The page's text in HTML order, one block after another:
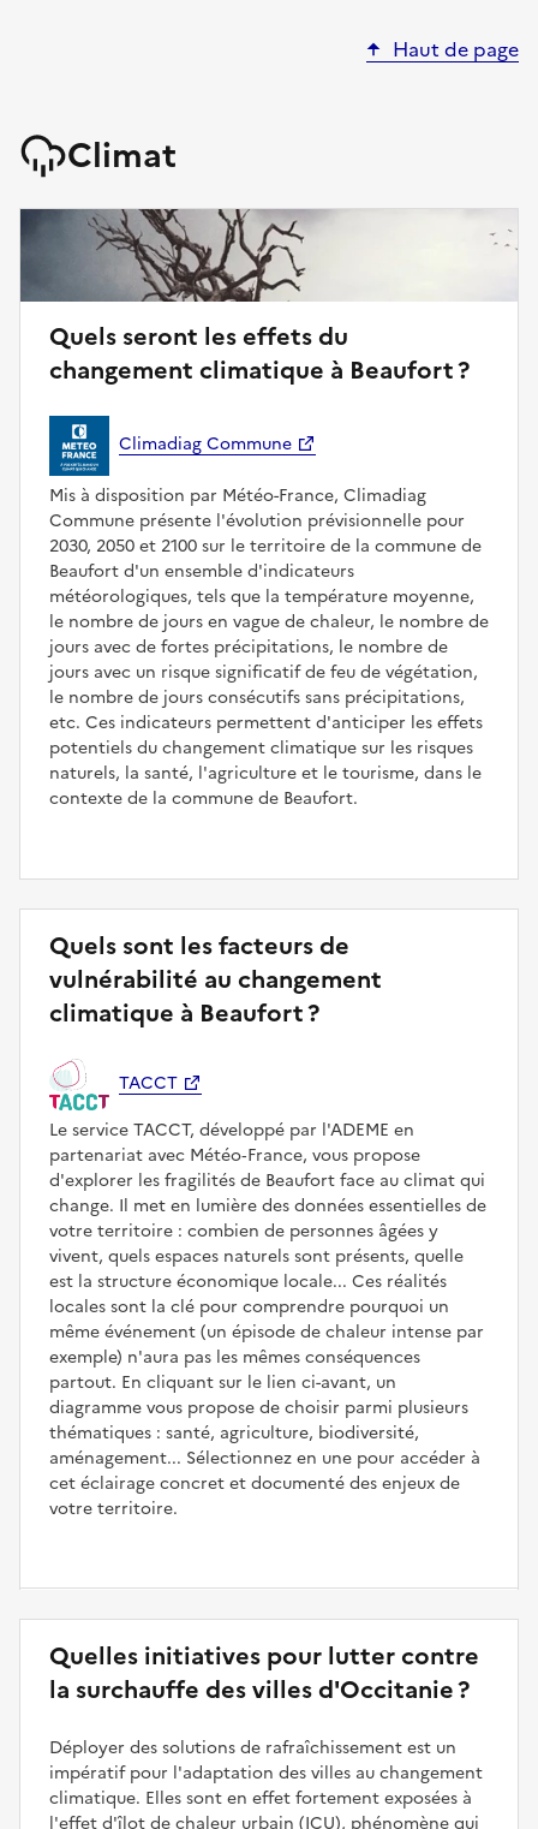
Haut de page
Climat
Quels seront les effets du
changement climatique à Beaufort ?
Climadiag Commune
Mis à disposition par Météo-France, Climadiag
Commune présente l'évolution prévisionnelle pour
2030, 2050 et 2100 sur le territoire de la commune de
Beaufort d'un ensemble d'indicateurs
météorologiques, tels que la température moyenne,
le nombre de jours en vague de chaleur, le nombre de
jours avec de fortes précipitations, le nombre de
jours avec un risque significatif de feu de végétation,
le nombre de jours consécutifs sans précipitations,
etc. Ces indicateurs permettent d'anticiper les effets
potentiels du changement climatique sur les risques
naturels, la santé, l'agriculture et le tourisme, dans le
contexte de la commune de Beaufort.
Quels sont les facteurs de
vulnérabilité au changement
climatique à Beaufort ?
TACCT
Le service TACCT, développé par l'ADEME en
partenariat avec Météo‑France, vous propose
d'explorer les fragilités de Beaufort face au climat qui
change. Il met en lumière des données essentielles de
votre territoire : combien de personnes âgées y
vivent, quels espaces naturels sont présents, quelle
est la structure économique locale... Ces réalités
locales sont la clé pour comprendre pourquoi un
même événement (un épisode de chaleur intense par
exemple) n'aura pas les mêmes conséquences
partout. En cliquant sur le lien ci-avant, un
diagramme vous propose de choisir parmi plusieurs
thématiques : santé, agriculture, biodiversité,
aménagement... Sélectionnez en une pour accéder à
cet éclairage concret et documenté des enjeux de
votre territoire.
Quelles initiatives pour lutter contre
la surchauffe des villes d'Occitanie ?
Déployer des solutions de rafraîchissement est un
impératif pour l'adaptation des villes au changement
climatique. Elles sont en effet fortement exposées à